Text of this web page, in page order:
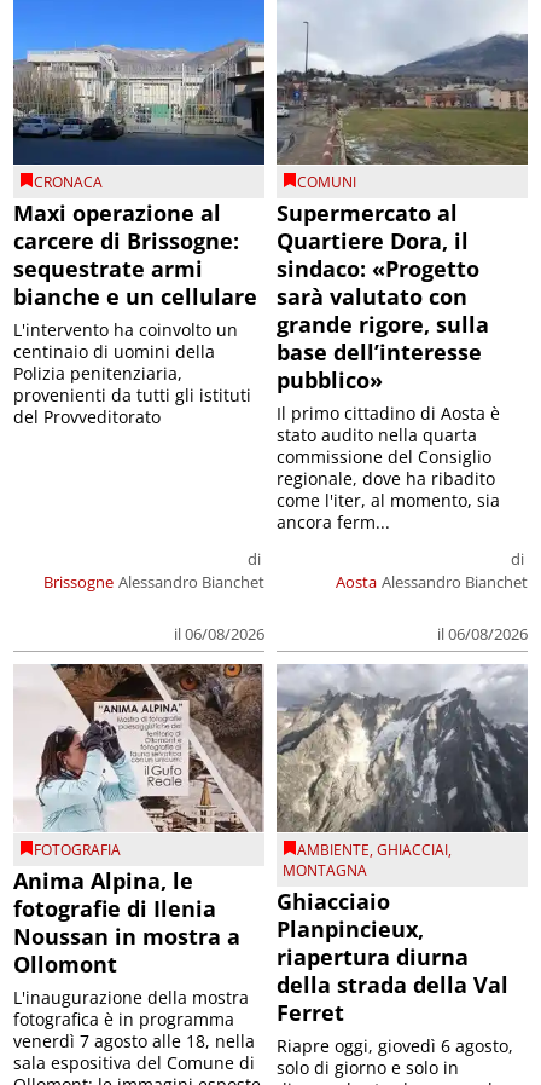
CRONACA
Maxi operazione al
carcere di Brissogne:
sequestrate armi
bianche e un cellulare
Brissogne
di
Alessandro Bianchet
il 06/08/2026
L'intervento ha coinvolto un
centinaio di uomini della
Polizia penitenziaria,
provenienti da tutti gli istituti
del Provveditorato
COMUNI
Supermercato al
Quartiere Dora, il
sindaco: «Progetto
sarà valutato con
grande rigore, sulla
base dell’interesse
pubblico»
Aosta
di
Alessandro Bianchet
il 06/08/2026
Il primo cittadino di Aosta è
stato audito nella quarta
commissione del Consiglio
regionale, dove ha ribadito
come l'iter, al momento, sia
ancora ferm...
FOTOGRAFIA
Anima Alpina, le
fotografie di Ilenia
Noussan in mostra a
Ollomont
L'inaugurazione della mostra
fotografica è in programma
venerdì 7 agosto alle 18, nella
sala espositiva del Comune di
AMBIENTE,GHIACCIAI,
MONTAGNA
Ghiacciaio
Planpincieux,
riapertura diurna
della strada della Val
Ferret
Riapre oggi, giovedì 6 agosto,
solo di giorno e solo in